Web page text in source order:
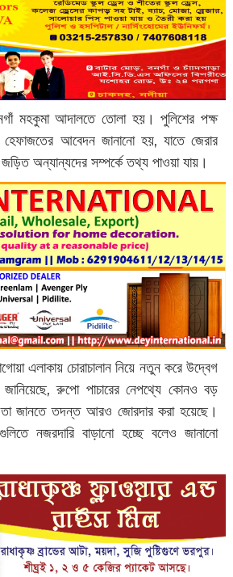
মহকুমা আদালতে তোলা হয়। পুলিশের পক্ষ
হেফাজতের আবেদন জানানো হয়, যাতে জেরার
জড়িত অন্যান্যদের সম্পর্কে তথ্য পাওয়া যায়।
এলাকায় চোরাচালান নিয়ে নতুন করে উদ্বেগ
রুপো পাচারের নেপথ্যে কোনও বড়
জানতে তদন্ত আরও জোরদার করা হয়েছে।
নজরদারি বাড়ানো হচ্ছে বলেও জানানো